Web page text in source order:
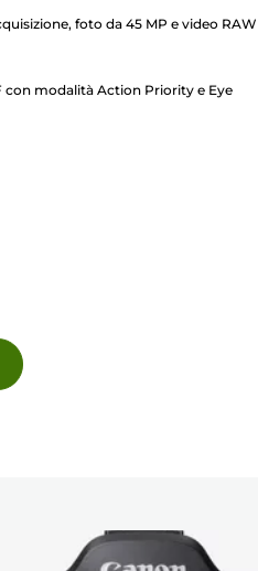
foto da 45 MP e video
con modalità Action Priority e Eye